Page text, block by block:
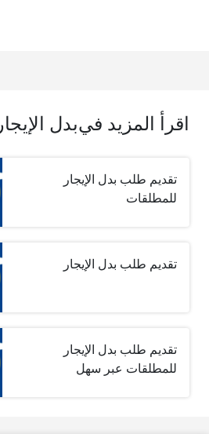
اقرأ المزيد فيبدل الإيجار
تقديم طلب بدل الإيجار
للمطلقات
تقديم طلب بدل الإيجار
تقديم طلب بدل الإيجار
للمطلقات عبر سهل